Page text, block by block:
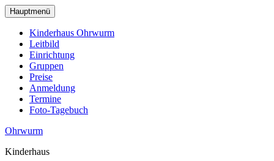
zum
Hauptinhalt
wechseln
Hauptmenü
Kinderhaus Ohrwurm
Leitbild
Einrichtung
Gruppen
Preise
Anmeldung
Termine
Foto-Tagebuch
Ohrwurm
Kinderhaus